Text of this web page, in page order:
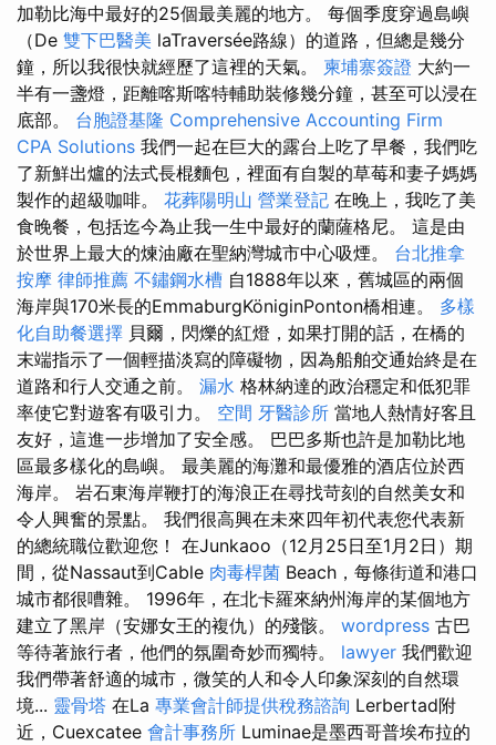
加勒比海中最好的25個最美麗的地方。 每個季度穿過島嶼
（De 雙下巴醫美 laTraversée路線）的道路，但總是幾分
鐘，所以我很快就經歷了這裡的天氣。 柬埔寨簽證 大約一
半有一盞燈，距離喀斯喀特輔助裝修幾分鐘，甚至可以浸在
底部。 台胞證基隆 Comprehensive Accounting Firm
CPA Solutions 我們一起在巨大的露台上吃了早餐，我們吃
了新鮮出爐的法式長棍麵包，裡面有自製的草莓和妻子媽媽
製作的超級咖啡。 花葬陽明山 營業登記 在晚上，我吃了美
食晚餐，包括迄今為止我一生中最好的蘭薩格尼。 這是由
於世界上最大的煉油廠在聖納灣城市中心吸煙。 台北推拿
按摩 律師推薦 不鏽鋼水槽 自1888年以來，舊城區的兩個
海岸與170米長的EmmaburgKöniginPonton橋相連。 多樣
化自助餐選擇 貝爾，閃爍的紅燈，如果打開的話，在橋的
末端指示了一個輕描淡寫的障礙物，因為船舶交通始終是在
道路和行人交通之前。 漏水 格林納達的政治穩定和低犯罪
率使它對遊客有吸引力。 空間 牙醫診所 當地人熱情好客且
友好，這進一步增加了安全感。 巴巴多斯也許是加勒比地
區最多樣化的島嶼。 最美麗的海灘和最優雅的酒店位於西
海岸。 岩石東海岸鞭打的海浪正在尋找苛刻的自然美女和
令人興奮的景點。 我們很高興在未來四年初代表您代表新
的總統職位歡迎您！ 在Junkaoo（12月25日至1月2日）期
間，從Nassaut到Cable 肉毒桿菌 Beach，每條街道和港口
城市都很嘈雜。 1996年，在北卡羅來納州海岸的某個地方
建立了黑岸（安娜女王的複仇）的殘骸。 wordpress 古巴
等待著旅行者，他們的氛圍奇妙而獨特。 lawyer 我們歡迎
我們帶著舒適的城市，微笑的人和令人印象深刻的自然環
境... 靈骨塔 在La 專業會計師提供稅務諮詢 Lerbertad附
近，Cuexcatee 會計事務所 Luminae是墨西哥普埃布拉的